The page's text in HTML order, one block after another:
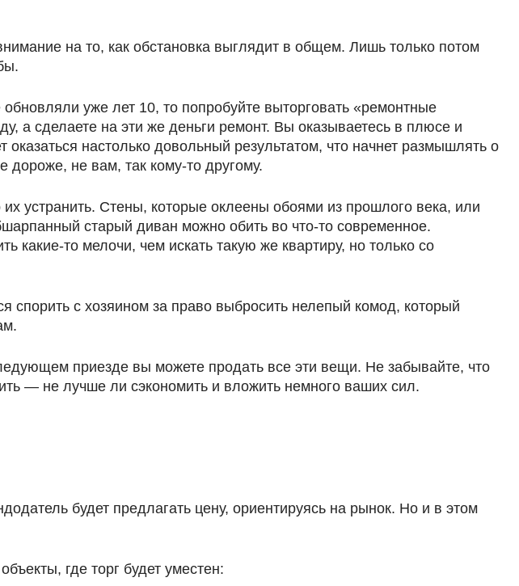
на то, как обстановка выглядит в общем. Лишь только потом
уже лет 10, то попробуйте выторговать «ремонтные
а сделаете на эти же деньги ремонт. Вы оказываетесь в плюсе и
оказаться настолько довольный результатом, что начнет размышлять о
дороже, не вам, так кому-то другому.
устранить. Стены, которые оклеены обоями из прошлого века, или
старый диван можно обить во что-то современное.
то мелочи, чем искать такую же квартиру, но только со
спорить с хозяином за право выбросить нелепый комод, который
приезде вы можете продать все эти вещи. Не забывайте, что
— не лучше ли сэкономить и вложить немного ваших сил.
будет предлагать цену, ориентируясь на рынок. Но и в этом
где торг будет уместен: